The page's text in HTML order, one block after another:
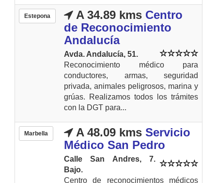
Estepona A 34.89 kms Centro
de Reconocimiento
Andalucía
Avda. Andalucía, 51.
Reconocimiento médico para
conductores, armas, seguridad
privada, animales peligrosos, marina y
grúas. Realizamos todos los trámites
con la DGT para...
Marbella A 48.09 kms Servicio
Médico San Pedro
Calle San Andres, 7.
Bajo.
Centro de reconocimientos médicos